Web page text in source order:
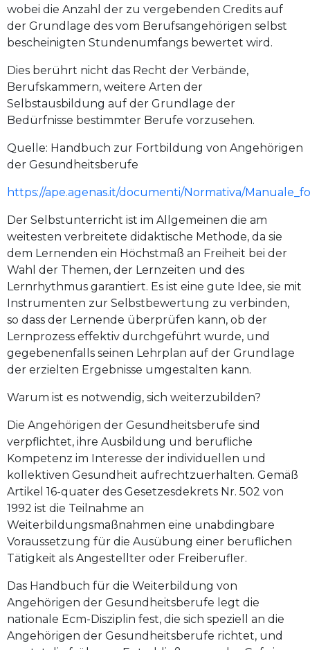
wobei die Anzahl der zu vergebenden Credits auf
der Grundlage des vom Berufsangehörigen selbst
bescheinigten Stundenumfangs bewertet wird.
Dies berührt nicht das Recht der Verbände,
Berufskammern, weitere Arten der
Selbstausbildung auf der Grundlage der
Bedürfnisse bestimmter Berufe vorzusehen.
Quelle: Handbuch zur Fortbildung von Angehörigen
der Gesundheitsberufe
https://ape.agenas.it/documenti/Normativa/
Der Selbstunterricht ist im Allgemeinen die am
weitesten verbreitete didaktische Methode, da sie
dem Lernenden ein Höchstmaß an Freiheit bei der
Wahl der Themen, der Lernzeiten und des
Lernrhythmus garantiert. Es ist eine gute Idee, sie mit
Instrumenten zur Selbstbewertung zu verbinden,
so dass der Lernende überprüfen kann, ob der
Lernprozess effektiv durchgeführt wurde, und
gegebenenfalls seinen Lehrplan auf der Grundlage
der erzielten Ergebnisse umgestalten kann.
Warum ist es notwendig, sich weiterzubilden?
Die Angehörigen der Gesundheitsberufe sind
verpflichtet, ihre Ausbildung und berufliche
Kompetenz im Interesse der individuellen und
kollektiven Gesundheit aufrechtzuerhalten. Gemäß
Artikel 16-quater des Gesetzesdekrets Nr. 502 von
1992 ist die Teilnahme an
Weiterbildungsmaßnahmen eine unabdingbare
Voraussetzung für die Ausübung einer beruflichen
Tätigkeit als Angestellter oder Freiberufler.
Das Handbuch für die Weiterbildung von
Angehörigen der Gesundheitsberufe legt die
nationale Ecm-Disziplin fest, die sich speziell an die
Angehörigen der Gesundheitsberufe richtet, und